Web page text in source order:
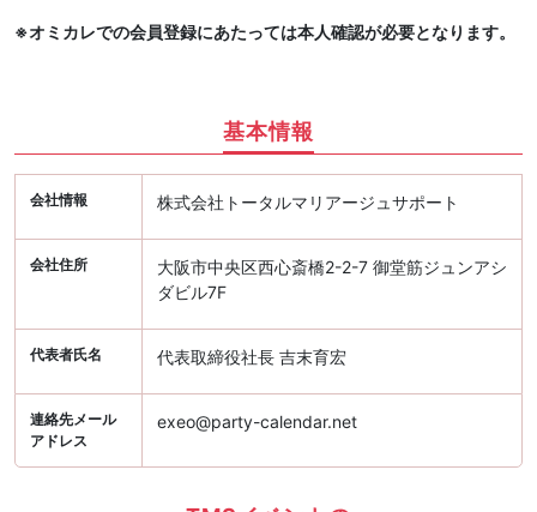
※オミカレでの会員登録にあたっては本人確認が必要となります。
基本情報
会社情報 株式会社トータルマリアージュサポート
会社住所
大阪市中央区西心斎橋2-2-7 御堂筋ジュンアシ
ダビル7F
代表者氏名 代表取締役社長 吉末育宏
連絡先メール
アドレス
exeo@party-calendar.net